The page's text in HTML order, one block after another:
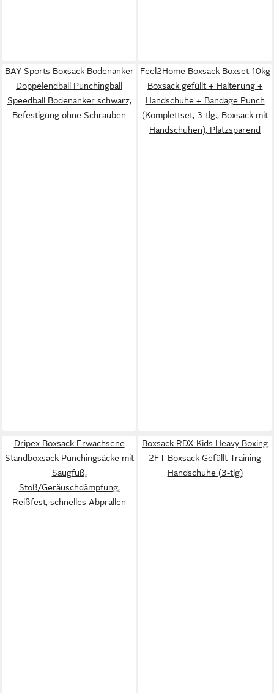
BAY-Sports Boxsack Bodenanker
Doppelendball Punchingball
Speedball Bodenanker schwarz,
Befestigung ohne Schrauben
Feel2Home Boxsack Boxset 10kg
Boxsack gefüllt + Halterung +
Handschuhe + Bandage Punch
(Komplettset, 3-tlg., Boxsack mit
Handschuhen), Platzsparend
Dripex Boxsack Erwachsene
Standboxsack Punchingsäcke mit
Saugfuß,
Stoß/Geräuschdämpfung,
Reißfest, schnelles Abprallen
Boxsack RDX Kids Heavy Boxing
2FT Boxsack Gefüllt Training
Handschuhe (3-tlg)